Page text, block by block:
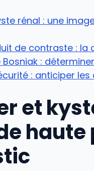
rénal : une
de contraste : la
:
: anticiper
et
haute